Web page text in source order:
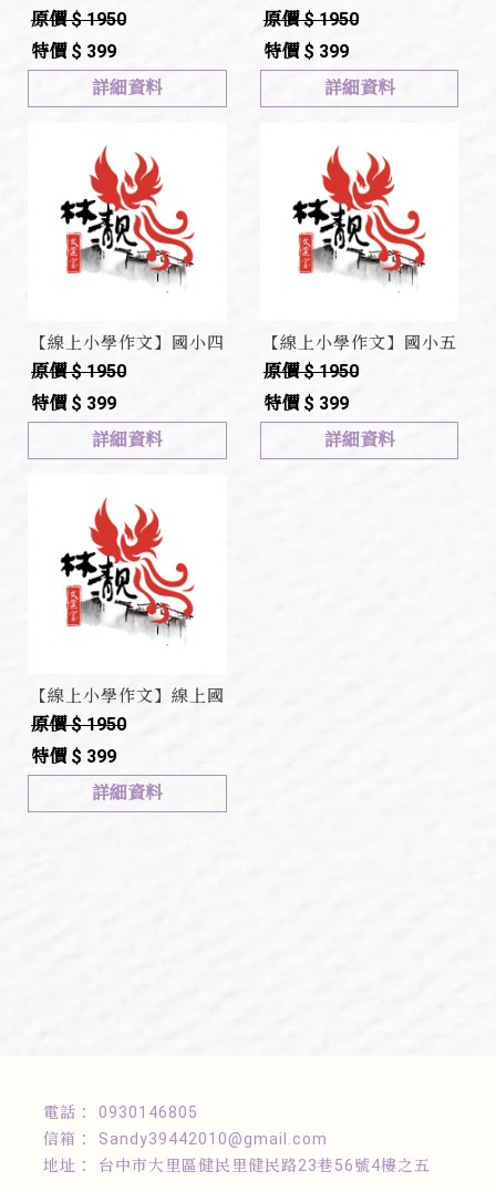
下作文(第六冊)
原價 $ 1950
特價 $ 399
詳細資料
上作文(第七冊)
原價 $ 1950
特價 $ 399
詳細資料
【線上小學作文】國小四
下作文(第八冊)
原價 $ 1950
特價 $ 399
詳細資料
【線上小學作文】國小五
上作文(第九冊)
原價 $ 1950
特價 $ 399
詳細資料
【線上小學作文】線上國
小作文(特別加強版)
原價 $ 1950
特價 $ 399
詳細資料
0930146805
Sandy39442010@gmail.com
台中市大里區健民里健民路23巷56號4樓之五